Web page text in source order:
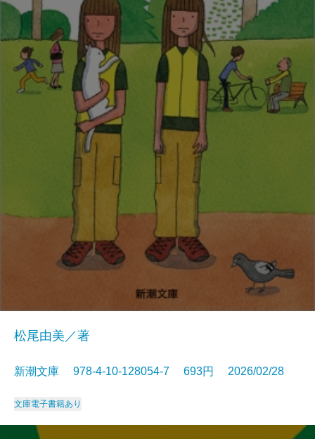
松尾由美／著
新潮文庫 978-4-10-128054-7 693円 2026/02/28
文庫電子書籍あり